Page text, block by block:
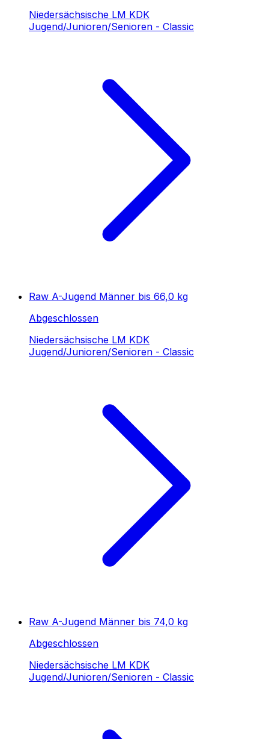
Niedersächsische LM KDK
Jugend/Junioren/Senioren - Classic
Raw A-Jugend Männer bis 66,0 kg
Abgeschlossen
Niedersächsische LM KDK
Jugend/Junioren/Senioren - Classic
Raw A-Jugend Männer bis 74,0 kg
Abgeschlossen
Niedersächsische LM KDK
Jugend/Junioren/Senioren - Classic